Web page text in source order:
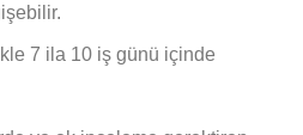
7 ila 10 iş günü içinde